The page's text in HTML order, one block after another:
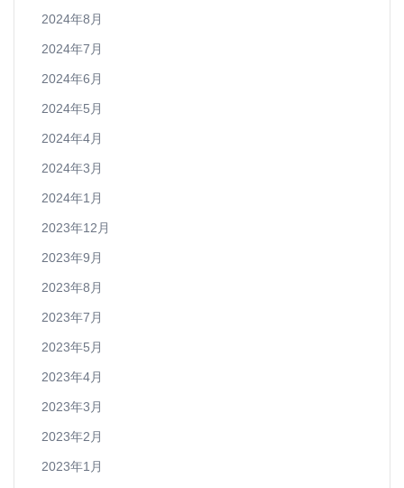
2024年8月
2024年7月
2024年6月
2024年5月
2024年4月
2024年3月
2024年1月
2023年12月
2023年9月
2023年8月
2023年7月
2023年5月
2023年4月
2023年3月
2023年2月
2023年1月